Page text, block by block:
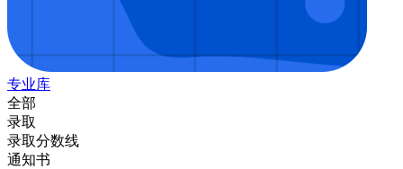
专业库
全部
录取
录取分数线
通知书